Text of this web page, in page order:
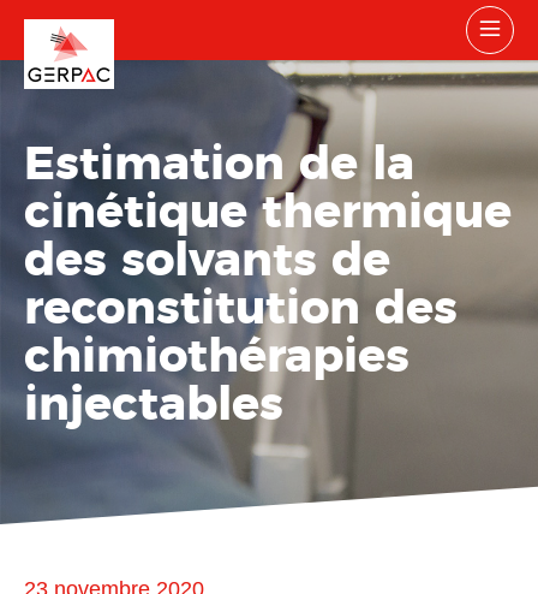
Estimation de la
cinétique thermique
des solvants de
reconstitution des
chimiothérapies
injectables
23 novembre 2020